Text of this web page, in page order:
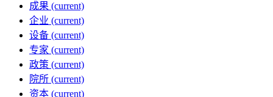
成果 (current)
企业 (current)
设备 (current)
专家 (current)
政策 (current)
院所 (current)
资本 (current)